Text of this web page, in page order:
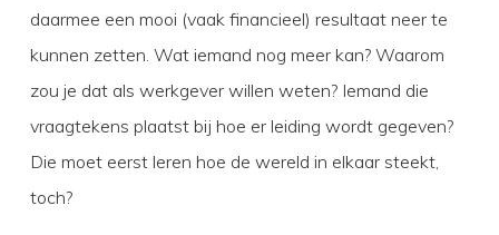
daarmee een mooi (vaak financieel) resultaat neer te
kunnen zetten. Wat iemand nog meer kan? Waarom
zou je dat als werkgever willen weten? Iemand die
vraagtekens plaatst bij hoe er leiding wordt gegeven?
Die moet eerst leren hoe de wereld in elkaar steekt,
toch?